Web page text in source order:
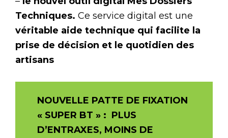
Techniques. Ce service digital est une
véritable aide technique qui facilite la
prise de décision et le quotidien des
artisans
NOUVELLE PATTE DE FIXATION
« SUPER BT » : PLUS
D’ENTRAXES, MOINS DE